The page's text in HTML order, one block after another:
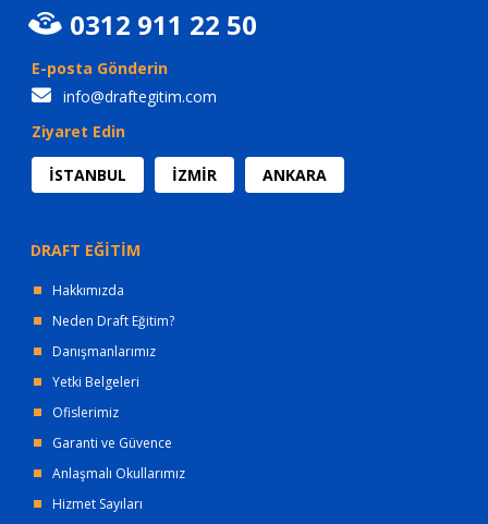
0312 911 22 50
E-posta Gönderin
info@draftegitim.com
Ziyaret Edin
İSTANBUL İZMİR ANKARA
DRAFT EĞİTİM
Hakkımızda
Neden Draft Eğitim?
Danışmanlarımız
Yetki Belgeleri
Ofislerimiz
Garanti ve Güvence
Anlaşmalı Okullarımız
Hizmet Sayıları